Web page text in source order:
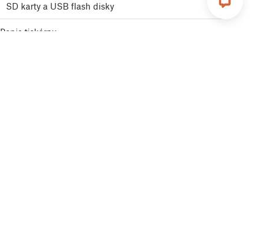
SD karty a USB flash disky
Popis tiskárny